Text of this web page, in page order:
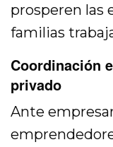
prosperen las
familias
Coordinación
privado
Ante